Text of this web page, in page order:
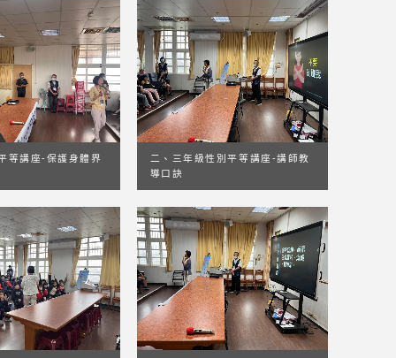
等講座-保護身體界
二、三年級性別平等講座-講師教
導口訣